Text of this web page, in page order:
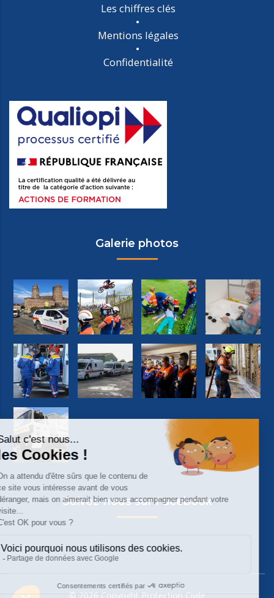
Les chiffres clés
Mentions légales
Confidentialité
Galerie photos
Suivez-nous sur Facebook
© 2026 Copyright Protection Civile